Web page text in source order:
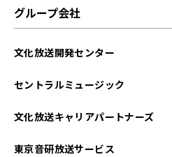
グループ会社
文化放送開発センター
セントラルミュージック
文化放送キャリアパートナーズ
東京音研放送サービス